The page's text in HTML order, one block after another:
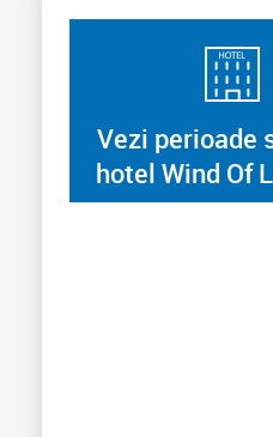
Vezi perioade
hotel Wind Of